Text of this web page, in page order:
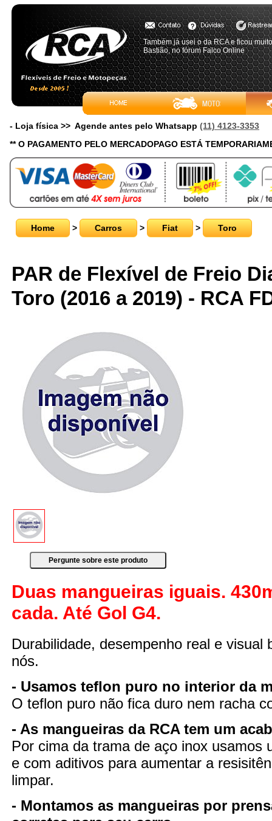
Também já usei o da RCA e ficou
Bastião, no fórum Falco Online
- Loja física >> Agende antes pelo Whatsapp (11) 4123-3353
** O PAGAMENTO PELO MERCADOPAGO ESTÁ
Home > Carros > Fiat > Toro
PAR de Flexível de Freio
Toro (2016 a 2019) - RCA
Duas mangueiras iguais.
cada. Até Gol G4.
Durabilidade, desempenho real e visual
nós.
- Usamos teflon puro no interior da
O teflon puro não fica duro nem racha
- As mangueiras da RCA tem um
Por cima da trama de aço inox usamos
e com aditivos para aumentar a
limpar.
- Montamos as mangueiras por